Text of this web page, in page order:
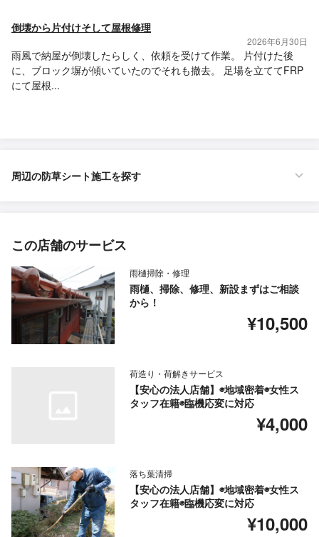
倒壊から片付けそして屋根修理
2026年6月30日
雨風で納屋が倒壊したらしく、依頼を受けて作業。 片付けた後
に、ブロック塀が傾いていたのでそれも撤去。 足場を立ててFRP
にて屋根...
周辺の防草シート施工を探す
この店舗のサービス
雨樋掃除・修理
雨樋、掃除、修理、新設まずはご相談
から！
¥10,500
荷造り・荷解きサービス
【安心の法人店舗】◉地域密着◉女性ス
タッフ在籍◉臨機応変に対応
¥4,000
落ち葉清掃
【安心の法人店舗】◉地域密着◉女性ス
タッフ在籍◉臨機応変に対応
¥10,000